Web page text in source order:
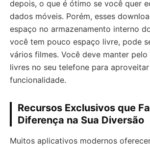
depois, o que é ótimo se você quer
dados móveis. Porém, esses
espaço no armazenamento interno
você tem pouco espaço livre, pode
vários filmes. Você deve manter pelo
livres no seu telefone para aproveitar
funcionalidade.
Recursos Exclusivos que
Diferença na Sua Diversão
Muitos aplicativos modernos